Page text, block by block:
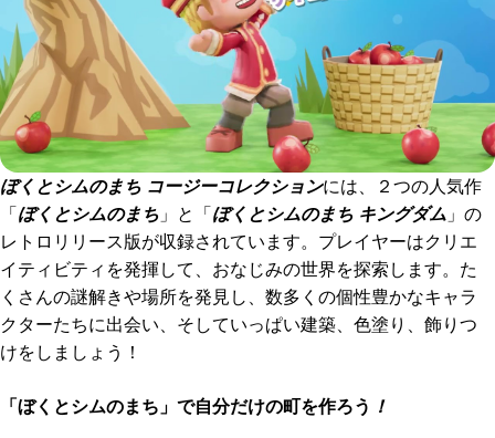
ぼくとシムのまち コージーコレクションには、２つの人気作
「 ぼくとシムのまち 」と「 ぼくとシムのまち キングダム 」の
レトロリリース版が収録されています。プレイヤーはクリエ
イティビティを発揮して、おなじみの世界を探索します。た
くさんの謎解きや場所を発見し、数多くの個性豊かなキャラ
クターたちに出会い、そしていっぱい建築、色塗り、飾りつ
けをしましょう！
「ぼくとシムのまち」で自分だけの町を作ろう ！